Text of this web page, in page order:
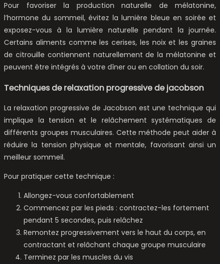
Pour favoriser la production naturelle de mélatonine,
l’hormone du sommeil, évitez la lumière bleue en soirée et
exposez-vous à la lumière naturelle pendant la journée.
Certains aliments comme les cerises, les noix et les graines
de citrouille contiennent naturellement de la mélatonine et
peuvent être intégrés à votre dîner ou en collation du soir.
Techniques de relaxation progressive de jacobson
La relaxation progressive de Jacobson est une technique qui
implique la tension et le relâchement systématiques de
différents groupes musculaires. Cette méthode peut aider à
réduire la tension physique et mentale, favorisant ainsi un
meilleur sommeil.
Pour pratiquer cette technique :
Allongez-vous confortablement
Commencez par les pieds : contractez-les fortement
pendant 5 secondes, puis relâchez
Remontez progressivement vers le haut du corps, en
contractant et relâchant chaque groupe musculaire
Terminez par les muscles du vis